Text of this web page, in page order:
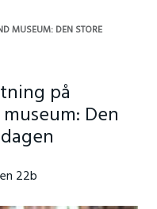
MUSEUM: DEN STORE
på
Den
22b